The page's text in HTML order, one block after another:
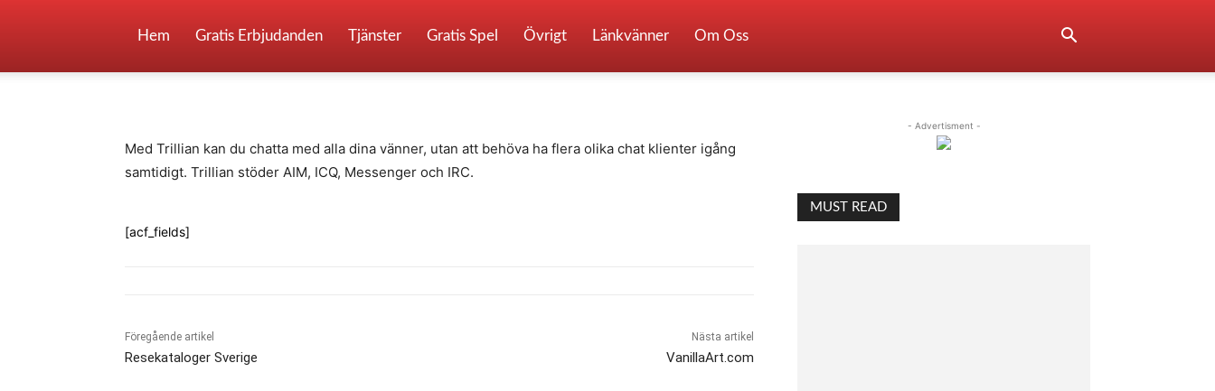
Hem Gratis Erbjudanden Tjänster Gratis Spel Övrigt Länkvänner Om Oss
Med Trillian kan du chatta med alla dina vänner, utan att behöva ha flera olika chat klienter igång
samtidigt. Trillian stöder AIM, ICQ, Messenger och IRC.
[acf_fields]
Föregående artikel
Resekataloger Sverige
Nästa artikel
VanillaArt.com
- Advertisment -
MUST READ